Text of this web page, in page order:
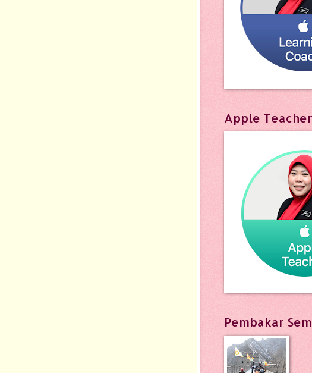
Apple Teacher
Pembakar